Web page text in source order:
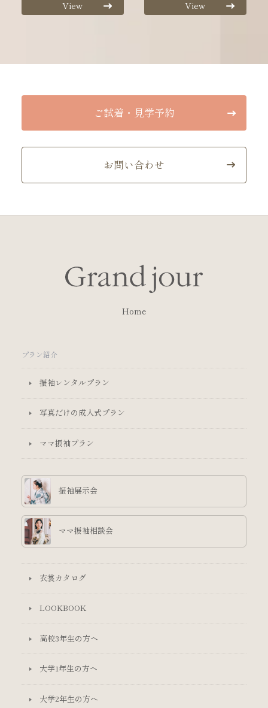
View View
ご試着・見学予約
お問い合わせ
Home
プラン紹介
振袖レンタルプラン
写真だけの成人式プラン
ママ振袖プラン
振袖展示会
ママ振袖相談会
衣裳カタログ
LOOKBOOK
高校3年生の方へ
大学1年生の方へ
大学2年生の方へ